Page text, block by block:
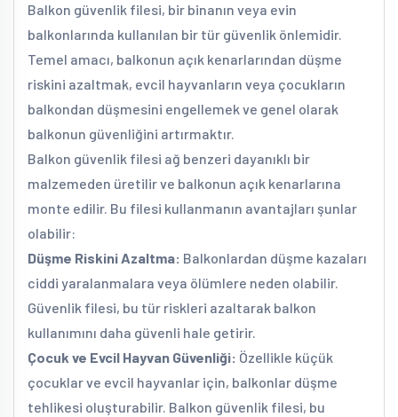
Balkon güvenlik filesi, bir binanın veya evin
balkonlarında kullanılan bir tür güvenlik önlemidir.
Temel amacı, balkonun açık kenarlarından düşme
riskini azaltmak, evcil hayvanların veya çocukların
balkondan düşmesini engellemek ve genel olarak
balkonun güvenliğini artırmaktır.
Balkon güvenlik filesi ağ benzeri dayanıklı bir
malzemeden üretilir ve balkonun açık kenarlarına
monte edilir. Bu filesi kullanmanın avantajları şunlar
olabilir:
Düşme Riskini Azaltma: Balkonlardan düşme kazaları
ciddi yaralanmalara veya ölümlere neden olabilir.
Güvenlik filesi, bu tür riskleri azaltarak balkon
kullanımını daha güvenli hale getirir.
Çocuk ve Evcil Hayvan Güvenliği: Özellikle küçük
çocuklar ve evcil hayvanlar için, balkonlar düşme
tehlikesi oluşturabilir. Balkon güvenlik filesi, bu